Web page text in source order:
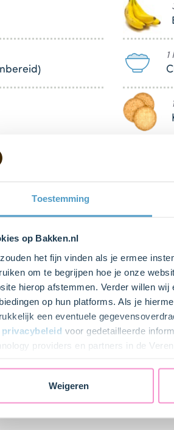
Toestemming
op Bakken.nl
het fijn vinden als je ermee
om te begrijpen hoe je onze
hierop afstemmen. Verder willen
op hun platforms. Als je
een eventuele
privacybeleid voor gedetailleerde
providers en partners in de
Weigeren
1
snel je bakproducten bij ons zusje